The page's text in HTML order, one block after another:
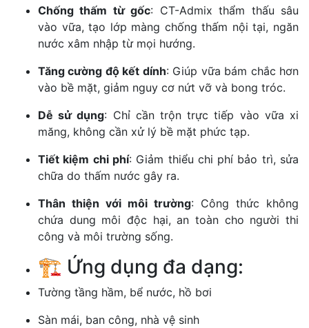
Chống thấm từ gốc: CT-Admix thẩm thấu sâu
vào vữa, tạo lớp màng chống thấm nội tại, ngăn
nước xâm nhập từ mọi hướng.
Tăng cường độ kết dính: Giúp vữa bám chắc hơn
vào bề mặt, giảm nguy cơ nứt vỡ và bong tróc.
Dễ sử dụng: Chỉ cần trộn trực tiếp vào vữa xi
măng, không cần xử lý bề mặt phức tạp.
Tiết kiệm chi phí: Giảm thiểu chi phí bảo trì, sửa
chữa do thấm nước gây ra.
Thân thiện với môi trường: Công thức không
chứa dung môi độc hại, an toàn cho người thi
công và môi trường sống.
🏗️ Ứng dụng đa dạng:
Tường tầng hầm, bể nước, hồ bơi
Sàn mái, ban công, nhà vệ sinh